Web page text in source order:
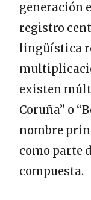
generación
registro
lingüística
existen
Coruña” o
nombre
como parte
compuesta.